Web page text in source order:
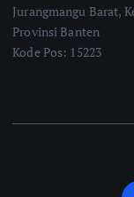
Jurangmangu Barat,
Provinsi Banten
Kode Pos: 15223